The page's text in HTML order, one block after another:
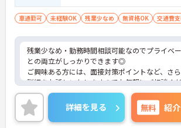
車通勤可 未経験OK 残業少なめ 無資格OK 交通費
残業少なめ・勤務時間相談可能なのでプライベ
との両立がしっかりできます◎
ご興味ある方には、面接対策ポイントなど、さ
詳細をお話しいたしますのでお気軽にご相談く
い！
詳細を見る 無料 紹